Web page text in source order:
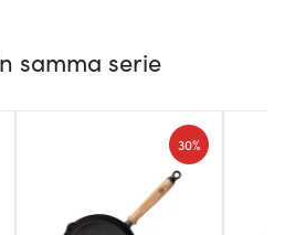
samma serie
30%